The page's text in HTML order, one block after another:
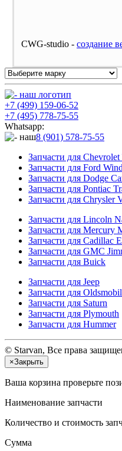
CWG-studio - cоздание
+7 (499) 159-06-52
+7 (495) 778-75-55
Whatsapp:
8 (901) 578-75-55
Запчасти для
Запчасти для Ford
Запчасти для Dodge
Запчасти для Pontiac
Запчасти для Chrysler
Запчасти для Lincoln
Запчасти для Mercury
Запчасти для Cadillac
Запчасти для GMC
Запчасти для Buick
Запчасти для Jeep
Запчасти для
Запчасти для Saturn
Запчасти для Plymouth
Запчасти для Hummer
© Starvan, Все права
×Закрыть
Ваша корзина проверьте
Наименование запчасти
Количество и стоимость
Сумма